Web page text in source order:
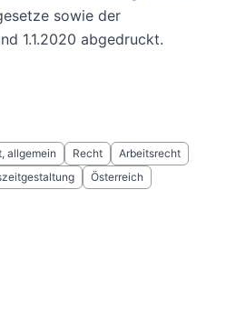
sowie der
1.1.2020 abgedruckt.
allgemein Recht
Arbeitsrecht
Österreich